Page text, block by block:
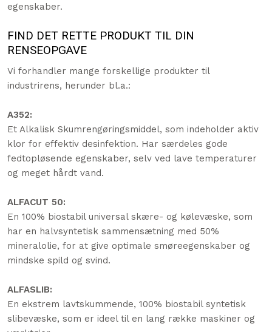
egenskaber.
FIND DET RETTE PRODUKT TIL DIN
RENSEOPGAVE
Vi forhandler mange forskellige produkter til
industrirens, herunder bl.a.:
A352:
​Et Alkalisk Skumrengøringsmiddel, som indeholder aktiv
klor for effektiv desinfektion. Har særdeles gode
fedtopløsende egenskaber, selv ved lave temperaturer
og meget hårdt vand.
ALFACUT 50:
En 100% biostabil universal skære- og kølevæske, som
har en halvsyntetisk sammensætning med 50%
mineralolie, for at give optimale smøreegenskaber og
mindske spild og svind.
ALFASLIB:
​​En ekstrem lavtskummende, 100% biostabil syntetisk
slibevæske, som er ideel til en lang række maskiner og